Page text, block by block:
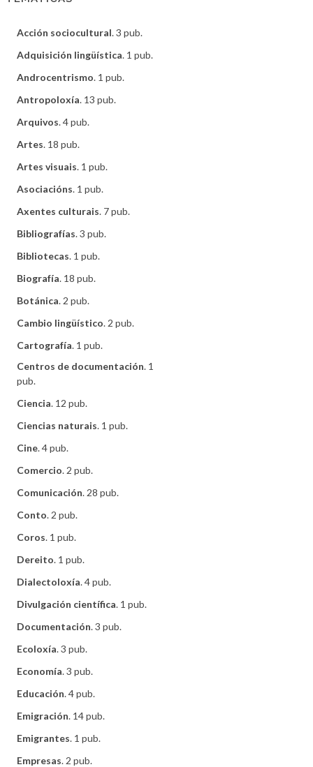
Acción sociocultural. 3 pub.
Adquisición lingüística. 1 pub.
Androcentrismo. 1 pub.
Antropoloxía. 13 pub.
Arquivos. 4 pub.
Artes. 18 pub.
Artes visuais. 1 pub.
Asociacións. 1 pub.
Axentes culturais. 7 pub.
Bibliografías. 3 pub.
Bibliotecas. 1 pub.
Biografía. 18 pub.
Botánica. 2 pub.
Cambio lingüístico. 2 pub.
Cartografía. 1 pub.
Centros de documentación. 1
pub.
Ciencia. 12 pub.
Ciencias naturais. 1 pub.
Cine. 4 pub.
Comercio. 2 pub.
Comunicación. 28 pub.
Conto. 2 pub.
Coros. 1 pub.
Dereito. 1 pub.
Dialectoloxía. 4 pub.
Divulgación científica. 1 pub.
Documentación. 3 pub.
Ecoloxía. 3 pub.
Economía. 3 pub.
Educación. 4 pub.
Emigración. 14 pub.
Emigrantes. 1 pub.
Empresas. 2 pub.